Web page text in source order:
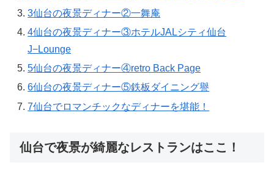
3仙台の夜景ディナー②一舞庵
4仙台の夜景ディナー③ホテルJALシティ仙台
J−Lounge
5仙台の夜景ディナー④retro Back Page
6仙台の夜景ディナー⑤鉄板ダイニング譽
7仙台でロマンチックなディナーを堪能！
仙台で夜景が綺麗なレストランはここ！